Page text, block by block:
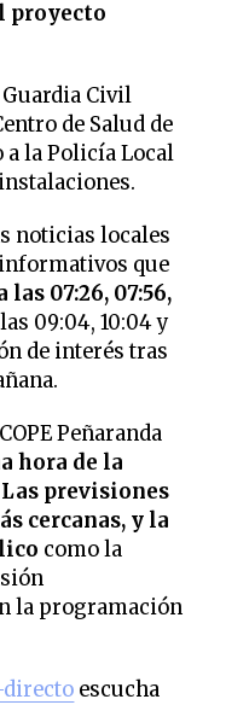
proyecto
Civil
de Salud de
la Policía Local
noticias locales
que
07:26, 07:56,
09:04, 10:04 y
de interés tras
Peñaranda
hora de la
Las previsiones
cercanas, y la
como la
la programación
directo escucha